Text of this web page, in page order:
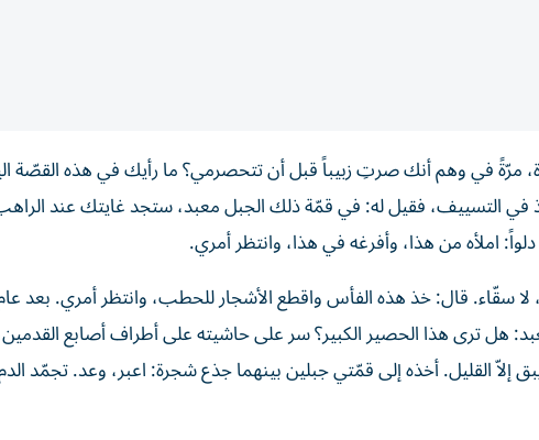
مرّةً في وهم أنك صرتِ زبيباً قبل أن تتحصرمي؟ ما رأيك في هذه القصّة
التسييف، فقيل له: في قمّة ذلك الجبل معبد، ستجد غايتك عند
املأه من هذا، وأفرغه في هذا، وانتظر أمري.
سقّاء. قال: خذ هذه الفأس واقطع الأشجار للحطب، وانتظر أمري. بعد
هل ترى هذا الحصير الكبير؟ سر على حاشيته على أطراف أصابع
إلاّ القليل. أخذه إلى قمّتي جبلين بينهما جذع شجرة: اعبر، وعد. تجمّد